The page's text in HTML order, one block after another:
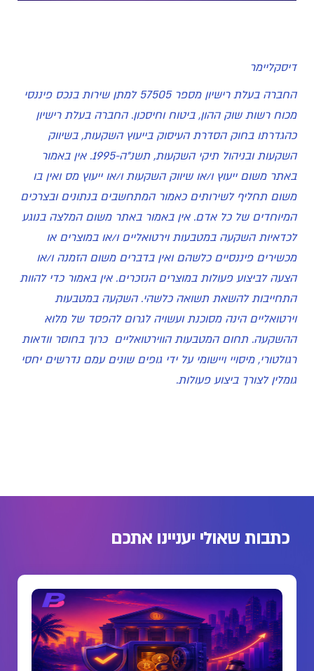
דיסקליימר
החברה בעלת רישיון מספר 57505 למתן שירות בנכס פיננסי
מכוח רשות שוק ההון, ביטוח וחיסכון. החברה בעלת רישיון
כהגדרתו בחוק הסדרת העיסוק בייעוץ השקעות, בשיווק
השקעות ובניהול תיקי השקעות, תשנ"ה-1995. אין באמור
באתר משום ייעוץ ו/או שיווק השקעות ו/או ייעוץ מס ואין בו
משום תחליף לשירותים כאמור המתחשבים בנתונים ובצרכים
המיוחדים של כל אדם. אין באמור באתר משום המלצה בנוגע
לכדאיות השקעה במטבעות וירטואליים ו/או במוצרים או
מכשירים פיננסיים כלשהם ואין בדברים משום הזמנה ו/או
הצעה לביצוע פעולות במוצרים הנזכרים. אין באמור כדי להוות
התחייבות להשאת תשואה כלשהי. השקעה במטבעות
וירטואליים הינה מסוכנת ועשויה לגרום להפסד של מלוא
ההשקעה. תחום המטבעות הווירטואליים כרוך בחוסר וודאות
רגולטורי, מיסויי ויישומי על ידי גופים שונים עמם נדרשים יחסי
גומלין לצורך ביצוע פעולות.
כתבות שאולי יעניינו אתכם